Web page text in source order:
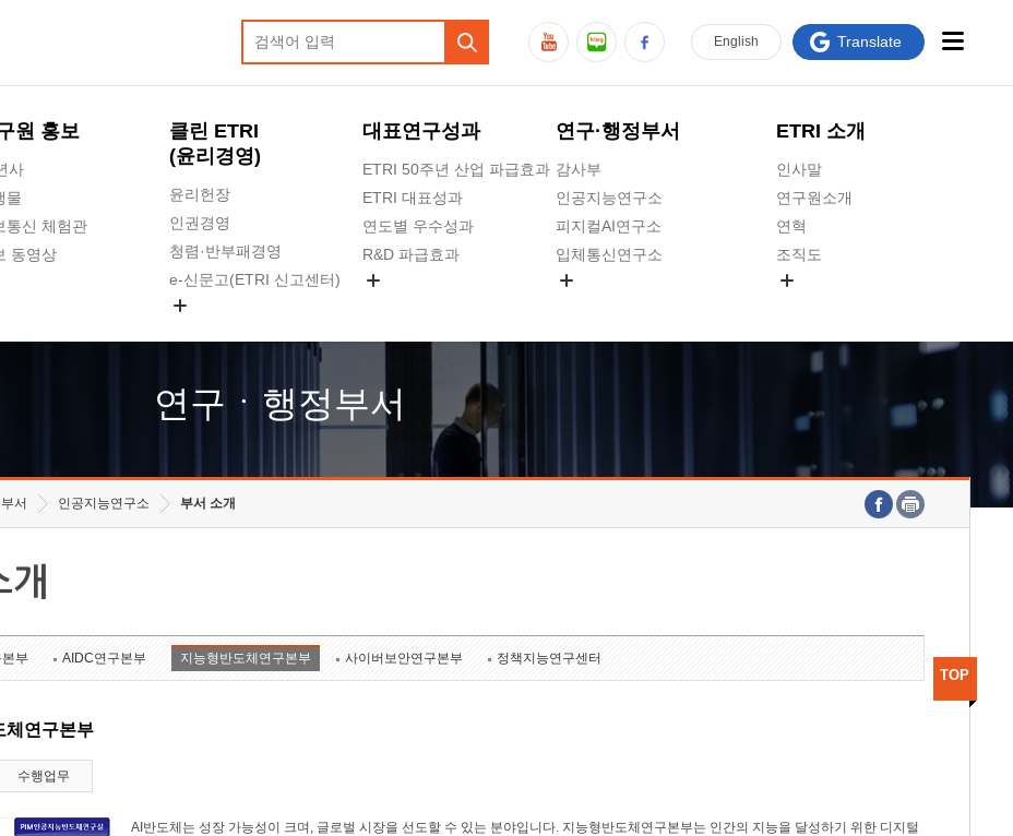
원 홍보
사
물
통신 체험관
동영상
클린 ETRI
(윤리경영)
윤리헌장
인권경영
청렴·반부패경영
e-신문고(ETRI 신고센터)
고객의소리
수의계약 현황
대표연구성과
ETRI 50주년 산업 파급효과
ETRI 대표성과
연도별 우수성과
R&D 파급효과
연구·행정부서
감사부
인공지능연구소
피지컬AI연구소
입체통신연구소
호남권연구본부
기획본부
ETRI 소개
인사말
연구원소개
연혁
조직도
연구원 고객헌장
주요업무연락처
English Translate
연구ㆍ행정부서
서 인공지능연구소 부서 소개
개
부 AIDC연구본부 지능형반도체연구본부 사이버보안연구본부 정책지능연구센터
체연구본부
수행업무
AI반도체는 성장 가능성이 크며, 글로벌 시장을 선도할 수 있는 분야입니다. 지능형반도체연구본부는 인간의 지능을 달성하기 위한 디지털
TOP